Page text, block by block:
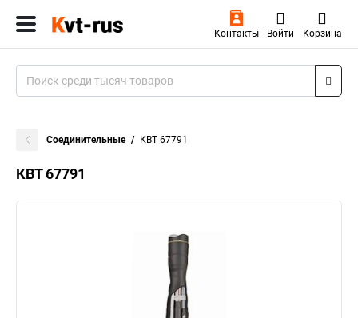
Контакты Войти Корзина
Соединительные КВТ 67791
КВТ 67791